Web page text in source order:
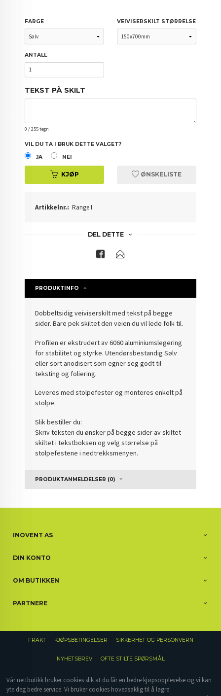
FARGE VEIVISERSKILT STØRRELSE
ANTALL
TEKST PÅ SKILT
0 / 255 tegn
VIL DU TA I BRUK DETTE VALGET?
JA
NEI
KJØP ØNSKELISTE
Artikkelnr.: Range I
DEL DETTE
PRODUKTINFO
Dobbeltsidig veiviserskilt med tekst på begge
sider. Bare pek skiltet den veien du vil lede folk til.
Profilen er ekstrudert av 6060 aluminiumslegering
for stabilitet og styrke. Utendørsbestandig Sølv
eller sort anodisert som egner seg godt til
teksting og foliering.
Leveres med stolpefester og monteres enkelt på
stolpe.
Slik bestiller du:
Skriv teksten du ønsker på begge sider av skiltet
skiltet i tekstboksen og velg størrelse på
stolpefestene i nedtrekksmenyen.
PRODUKTANMELDELSER (0)
INOVENT AS
DIN KONTO
OM BUTIKKEN
PARTNERE
FRAKT KJØPSBETINGELSER SIKKERHET OG PERSONVERN
NYHETSBREV OFTE STILTE SPØRSMÅL
Vår nettbutikk bruker cookies slik at du får en bedre kjøpsopplevelse og vi kan
yte deg bedre service. Vi bruker cookies hovedsaklig til å lagre